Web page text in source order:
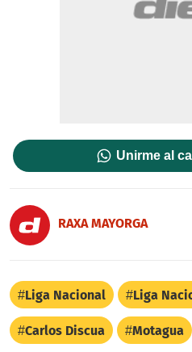
Unirme al
RAXA MAYORGA
Liga Nacional Liga
Carlos Discua Motagua